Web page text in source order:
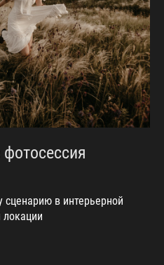
в интерьерной
локации